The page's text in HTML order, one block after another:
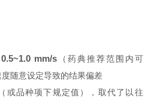
0.5~1.0 mm/s（药典推荐范围内可
随意设定导致的结果偏差
（或品种项下规定值），取代了以往